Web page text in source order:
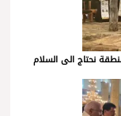
نحتاج الى السلام